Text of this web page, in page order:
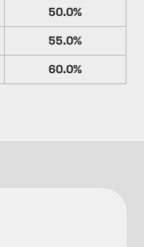
50.0%
55.0%
60.0%